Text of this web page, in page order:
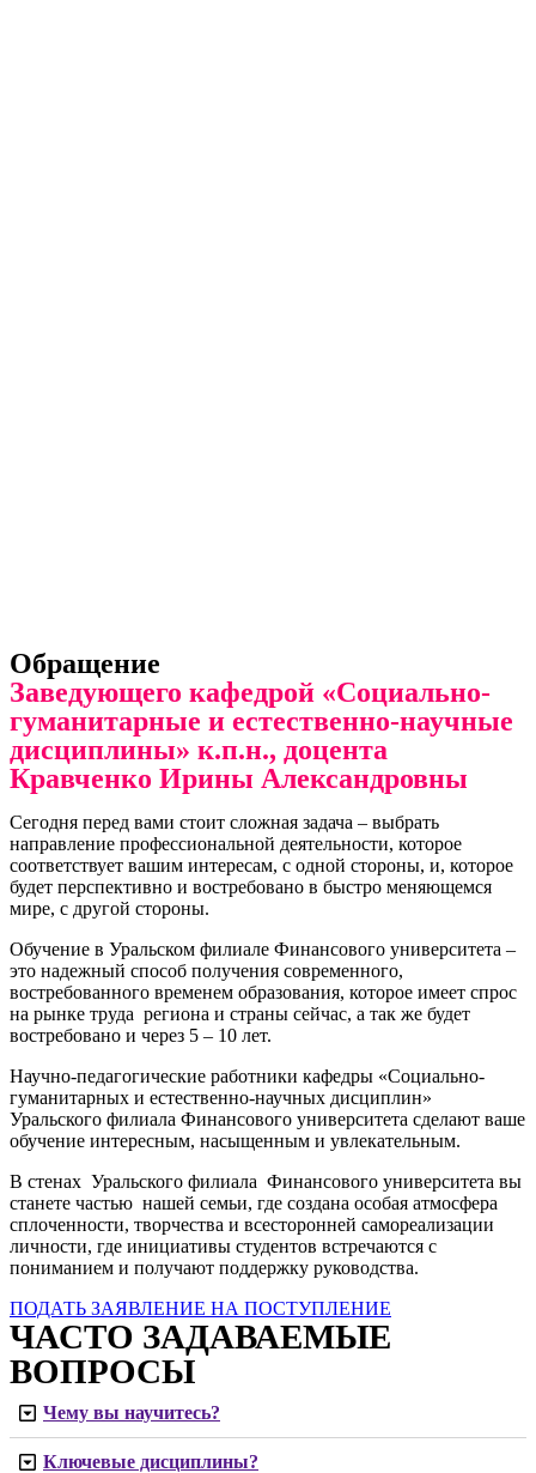
Обращение
Заведующего кафедрой «Социально-
гуманитарные и естественно-научные
дисциплины» к.п.н., доцента
Кравченко Ирины Александровны
Сегодня перед вами стоит сложная задача – выбрать
направление профессиональной деятельности, которое
соответствует вашим интересам, с одной стороны, и, которое
будет перспективно и востребовано в быстро меняющемся
мире, с другой стороны.
Обучение в Уральском филиале Финансового университета –
это надежный способ получения современного,
востребованного временем образования, которое имеет спрос
на рынке труда региона и страны сейчас, а так же будет
востребовано и через 5 – 10 лет.
Научно-педагогические работники кафедры «Социально-
гуманитарных и естественно-научных дисциплин»
Уральского филиала Финансового университета сделают ваше
обучение интересным, насыщенным и увлекательным.
В стенах Уральского филиала Финансового университета вы
станете частью нашей семьи, где создана особая атмосфера
сплоченности, творчества и всесторонней самореализации
личности, где инициативы студентов встречаются с
пониманием и получают поддержку руководства.
ПОДАТЬ ЗАЯВЛЕНИЕ НА ПОСТУПЛЕНИЕ
ЧАСТО ЗАДАВАЕМЫЕ
ВОПРОСЫ
Чему вы научитесь?
Ключевые дисциплины?